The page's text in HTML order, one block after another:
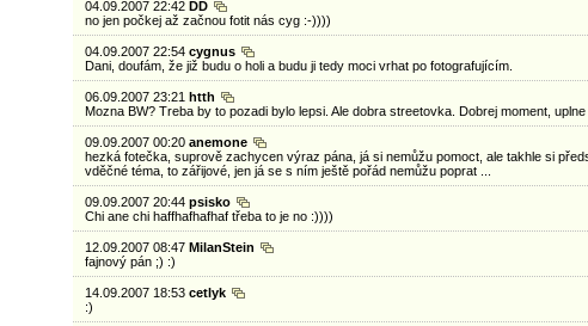
04.09.2007 22:42 DD
no jen počkej až začnou fotit nás cyg :-))))
04.09.2007 22:54 cygnus
Dani, doufám, že již budu o holi a budu ji tedy moci vrhat po fotografujícím.
06.09.2007 23:21 htth
Mozna BW? Treba by to pozadi bylo lepsi. Ale dobra streetovka. Dobrej moment,
09.09.2007 00:20 anemone
hezká fotečka, suprově zachycen výraz pána, já si nemůžu pomoct, ale takhle si
vděčné téma, to zářijové, jen já se s ním ještě pořád nemůžu poprat ...
09.09.2007 20:44 psisko
Chi ane chi haffhafhafhaf třeba to je no :))))
12.09.2007 08:47 MilanStein
fajnový pán ;) :)
14.09.2007 18:53 cetlyk
:)